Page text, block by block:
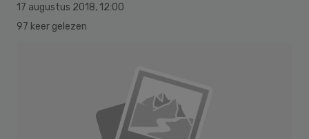
17 augustus 2018, 12:00
97 keer gelezen